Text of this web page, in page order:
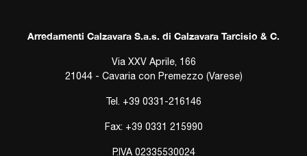
Arredamenti Calzavara S.a.s. di Calzavara Tarcisio & C.
Via XXV Aprile, 166
21044 - Cavaria con Premezzo (Varese)
Tel. +39 0331-216146
Fax: +39 0331 215990
P.IVA 02335530024